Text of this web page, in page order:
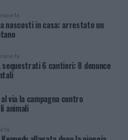
fa
nascosti in casa: arrestato un
fa
sequestrati 6 cantieri: 8 denunce
via la campagna contro
animali
fa